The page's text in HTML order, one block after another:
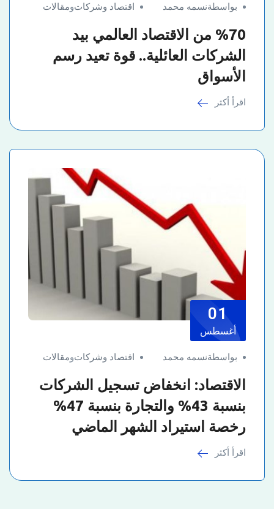
بواسطةنسمه محمد اقتصاد وشركاتومقالات
%70 من الاقتصاد العالمي بيد
الشركات العائلية.. قوة تعيد رسم
الأسواق
اقرأ أكثر
01
أغسطس
بواسطةنسمه محمد اقتصاد وشركاتومقالات
الاقتصاد: انخفاض تسجيل الشركات
بنسبة 43% والتجارة بنسبة 47%
رخصة استيراد الشهر الماضي
اقرأ أكثر